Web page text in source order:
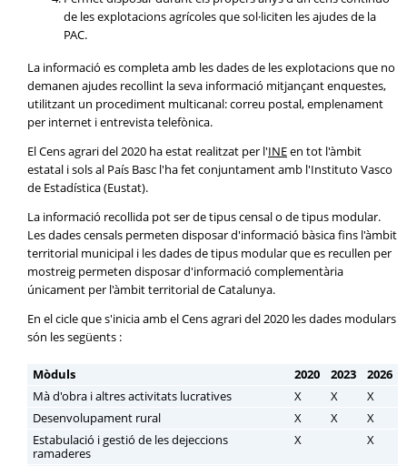
de les explotacions agrícoles que sol·liciten les ajudes de la
PAC.
La informació es completa amb les dades de les explotacions que no
demanen ajudes recollint la seva informació mitjançant enquestes,
utilitzant un procediment multicanal: correu postal, emplenament
per internet i entrevista telefònica.
El Cens agrari del 2020 ha estat realitzat per l'INEen tot l'àmbit
estatal i sols al País Basc l'ha fet conjuntament amb l'Instituto Vasco
de Estadística (Eustat).
La informació recollida pot ser de tipus censal o de tipus modular.
Les dades censals permeten disposar d'informació bàsica fins l'àmbit
territorial municipal i les dades de tipus modular que es recullen per
mostreig permeten disposar d'informació complementària
únicament per l'àmbit territorial de Catalunya.
En el cicle que s'inicia amb el Cens agrari del 2020 les dades modulars
són les següents :
Mòduls 2020 2023
2026
Mà d'obra i altres activitats lucratives
X X
X
Desenvolupament rural
X X
X
Estabulació i gestió de les dejeccions
ramaderes
X X